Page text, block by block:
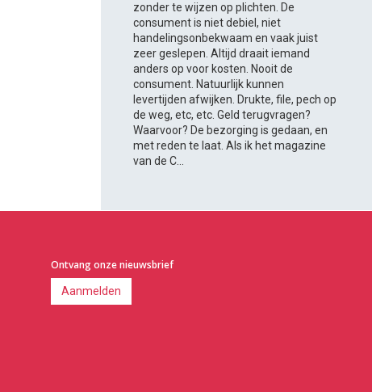
zonder te wijzen op plichten. De
consument is niet debiel, niet
handelingsonbekwaam en vaak juist
zeer geslepen. Altijd draait iemand
anders op voor kosten. Nooit de
consument. Natuurlijk kunnen
levertijden afwijken. Drukte, file, pech op
de weg, etc, etc. Geld terugvragen?
Waarvoor? De bezorging is gedaan, en
met reden te laat. Als ik het magazine
van de C...
Ontvang onze nieuwsbrief
Aanmelden